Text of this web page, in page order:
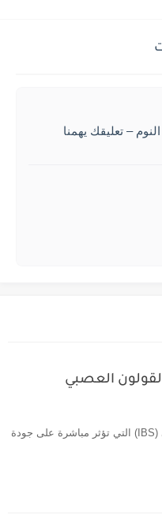
– تعليقك يهمنا
العصبي
يعاني الكثيرون من مشاكل القولون العصبي (IBS) التي تؤثر مباشرة على جودة